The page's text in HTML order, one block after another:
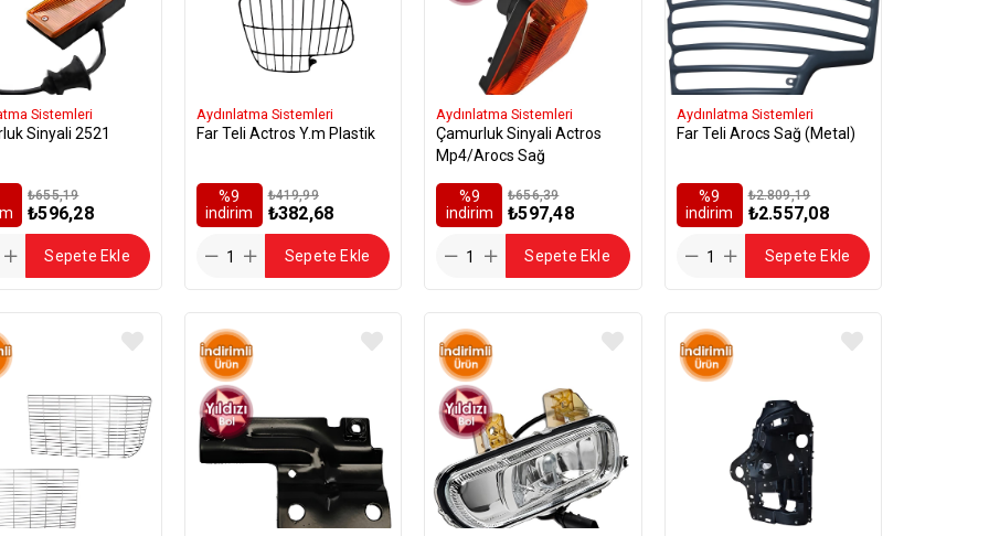
Sistemleri
Sinyali 2521
₺596,28
₺655,19
Sepete Ekle
Aydınlatma Sistemleri
Far Teli Actros Y.m Plastik
%9
i̇ndirim
₺382,68
₺419,99
Sepete Ekle
Aydınlatma Sistemleri
Çamurluk Sinyali Actros
Mp4/Arocs Sağ
%9
i̇ndirim
₺597,48
₺656,39
Sepete Ekle
Aydınlatma Sistemleri
Far Teli Arocs Sağ (Metal)
%9
i̇ndirim
₺2.557,08
₺2.809,19
Sepete Ekle